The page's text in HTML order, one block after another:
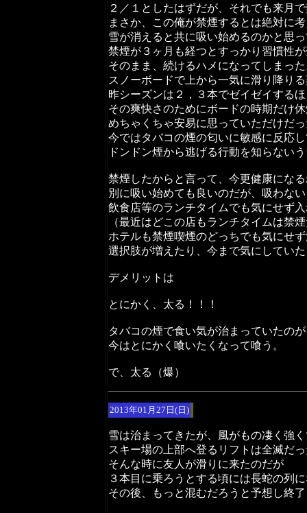
２／１としたはずだが、それでも来月
まさか、この俺が禁煙するとは絶対に
雪が消えると共に吸い始めるのかと思
禁煙が３ヶ月も経つとすっかり習慣性
そのまま、続けるハメになってしまっ
スノーボードで上から一気に滑り降り
昨シーズンは２，３本でゼイゼイする
その爽快さのためにボードの時期だけ
めちゃくちゃ安易に思っていただけだ
今ではタバコの煙の匂いに敏感に反応
ドンドン煙から逃げる行動を知らない
禁煙したからと言って、今更健康にな
別に吸い始めても良いのだが、吸わな
飲食店等のランチタイムでも気にせず
（最近はどこの店もランチタイムは禁
ホテルも禁煙喫煙のどっちでも気にせ
選択肢が増えたり、今まで気にしてい
デメリットは
とにかく、太る！！！
タバコの煙で食い気が治まっていたのが
今はとにかく喰いたくなって喰う。
で、太る（爆）
2013年01月27日(日)
雪は治まってきたが、風がもの凄く強
スキー場の上部へ登るリフトは全滅だ
そんな時に友人が滑りに来たのだが
３本目に乗ろうとする頃には長蛇の列
その後、もっと混むだろうと予想し終